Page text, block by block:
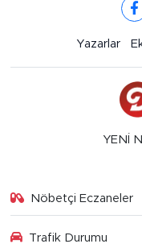
Yazarlar
YENİ
Nöbetçi Eczaneler
Trafik Durumu